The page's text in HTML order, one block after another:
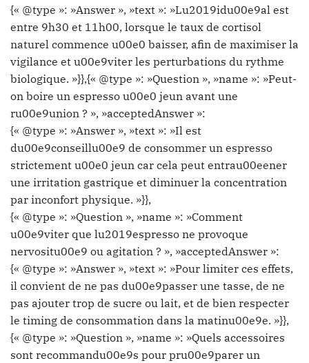
{« @type »: »Answer », »text »: »Lu2019idu00e9al est
entre 9h30 et 11h00, lorsque le taux de cortisol
naturel commence u00e0 baisser, afin de maximiser la
vigilance et u00e9viter les perturbations du rythme
biologique. »}},{« @type »: »Question », »name »: »Peut-
on boire un espresso u00e0 jeun avant une
ru00e9union ? », »acceptedAnswer »:
{« @type »: »Answer », »text »: »Il est
du00e9conseillu00e9 de consommer un espresso
strictement u00e0 jeun car cela peut entrau00eener
une irritation gastrique et diminuer la concentration
par inconfort physique. »}},
{« @type »: »Question », »name »: »Comment
u00e9viter que lu2019espresso ne provoque
nervositu00e9 ou agitation ? », »acceptedAnswer »:
{« @type »: »Answer », »text »: »Pour limiter ces effets,
il convient de ne pas du00e9passer une tasse, de ne
pas ajouter trop de sucre ou lait, et de bien respecter
le timing de consommation dans la matinu00e9e. »}},
{« @type »: »Question », »name »: »Quels accessoires
sont recommandu00e9s pour pru00e9parer un